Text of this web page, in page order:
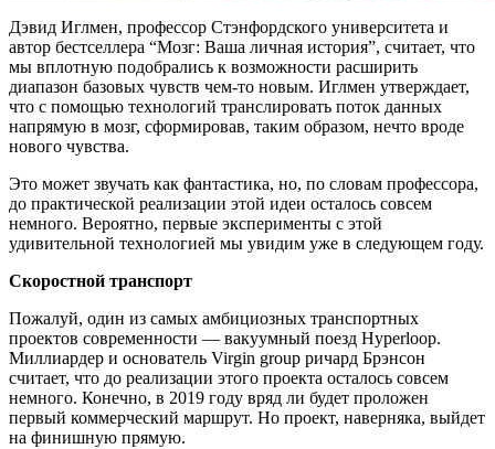
Дэвид Иглмен, профессор Стэнфордского университета и
автор бестселлера “Мозг: Ваша личная история”, считает, что
мы вплотную подобрались к возможности расширить
диапазон базовых чувств чем-то новым. Иглмен утверждает,
что с помощью технологий транслировать поток данных
напрямую в мозг, сформировав, таким образом, нечто вроде
нового чувства.
Это может звучать как фантастика, но, по словам профессора,
до практической реализации этой идеи осталось совсем
немного. Вероятно, первые эксперименты с этой
удивительной технологией мы увидим уже в следующем году.
Скоростной транспорт
Пожалуй, один из самых амбициозных транспортных
проектов современности — вакуумный поезд Hyperloop.
Миллиардер и основатель Virgin group ричард Брэнсон
считает, что до реализации этого проекта осталось совсем
немного. Конечно, в 2019 году вряд ли будет проложен
первый коммерческий маршрут. Но проект, наверняка, выйдет
на финишную прямую.